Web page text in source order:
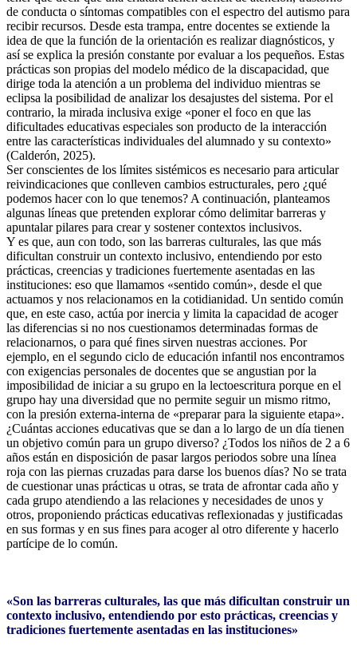
de conducta o síntomas compatibles con el espectro del autismo para
recibir recursos. Desde esta trampa, entre docentes se extiende la
idea de que la función de la orientación es realizar diagnósticos, y
así se explica la presión constante por evaluar a los pequeños. Estas
prácticas son propias del modelo médico de la discapacidad, que
dirige toda la atención a un problema del individuo mientras se
eclipsa la posibilidad de analizar los desajustes del sistema. Por el
contrario, la mirada inclusiva exige «poner el foco en que las
dificultades educativas especiales son producto de la interacción
entre las características individuales del alumnado y su contexto»
(Calderón, 2025).
Ser conscientes de los límites sistémicos es necesario para articular
reivindicaciones que conlleven cambios estructurales, pero ¿qué
podemos hacer con lo que tenemos? A continuación, planteamos
algunas líneas que pretenden explorar cómo delimitar barreras y
apuntalar pilares para crear y sostener contextos inclusivos.
Y es que, aun con todo, son las barreras culturales, las que más
dificultan construir un contexto inclusivo, entendiendo por esto
prácticas, creencias y tradiciones fuertemente asentadas en las
instituciones: eso que llamamos «sentido común», desde el que
actuamos y nos relacionamos en la cotidianidad. Un sentido común
que, en este caso, actúa por inercia y limita la capacidad de acoger
las diferencias si no nos cuestionamos determinadas formas de
relacionarnos, o para qué fines sirven nuestras acciones. Por
ejemplo, en el segundo ciclo de educación infantil nos encontramos
con exigencias personales de docentes que se angustian por la
imposibilidad de iniciar a su grupo en la lectoescritura porque en el
grupo hay una diversidad que no permite seguir un mismo ritmo,
con la presión externa-interna de «preparar para la siguiente etapa».
¿Cuántas acciones educativas que se dan a lo largo de un día tienen
un objetivo común para un grupo diverso? ¿Todos los niños de 2 a 6
años están en disposición de pasar largos periodos sobre una línea
roja con las piernas cruzadas para darse los buenos días? No se trata
de cuestionar unas prácticas u otras, se trata de afrontar cada año y
cada grupo atendiendo a las relaciones y necesidades de unos y
otros, proponiendo prácticas educativas reflexionadas y justificadas
en sus formas y en sus fines para acoger al otro diferente y hacerlo
partícipe de lo común.
«Son las barreras culturales, las que más dificultan construir un
contexto inclusivo, entendiendo por esto prácticas, creencias y
tradiciones fuertemente asentadas en las instituciones»